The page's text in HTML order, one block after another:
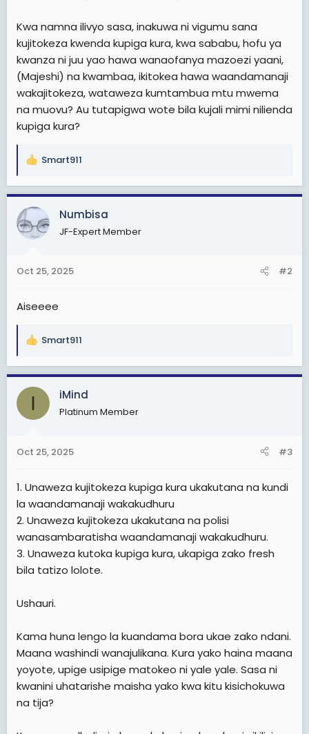
Kwa namna ilivyo sasa, inakuwa ni vigumu sana
kujitokeza kwenda kupiga kura, kwa sababu, hofu ya
kwanza ni juu yao hawa wanaofanya mazoezi yaani,
(Majeshi) na kwambaa, ikitokea hawa waandamanaji
wakajitokeza, wataweza kumtambua mtu mwema
na muovu? Au tutapigwa wote bila kujali mimi nilienda
kupiga kura?
R
a
c
t
i
s
Smart911
Numbisa
JF-Expert Member
Oct 25, 2025 #2
Aiseeee
R
a
c
i
s
Smart911
I iMind
Platinum Member
Oct 25, 2025 #3
1. Unaweza kujitokeza kupiga kura ukakutana na kundi
la waandamanaji wakakudhuru
2. Unaweza kujitokeza ukakutana na polisi
wanasambaratisha waandamanaji wakakudhuru.
3. Unaweza kutoka kupiga kura, ukapiga zako fresh
bila tatizo lolote.
Ushauri.
Kama huna lengo la kuandama bora ukae zako ndani.
Maana washindi wanajulikana. Kura yako haina maana
yoyote, upige usipige matokeo ni yale yale. Sasa ni
kwanini uhatarishe maisha yako kwa kitu kisichokuwa
na tija?